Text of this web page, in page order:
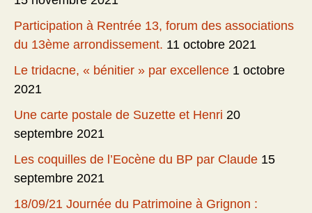
Participation à Rentrée 13, forum des associations
du 13ème arrondissement. 11 octobre 2021
Le tridacne, « bénitier » par excellence 1 octobre
2021
Une carte postale de Suzette et Henri 20
septembre 2021
Les coquilles de l’Eocène du BP par Claude 15
septembre 2021
18/09/21 Journée du Patrimoine à Grignon :